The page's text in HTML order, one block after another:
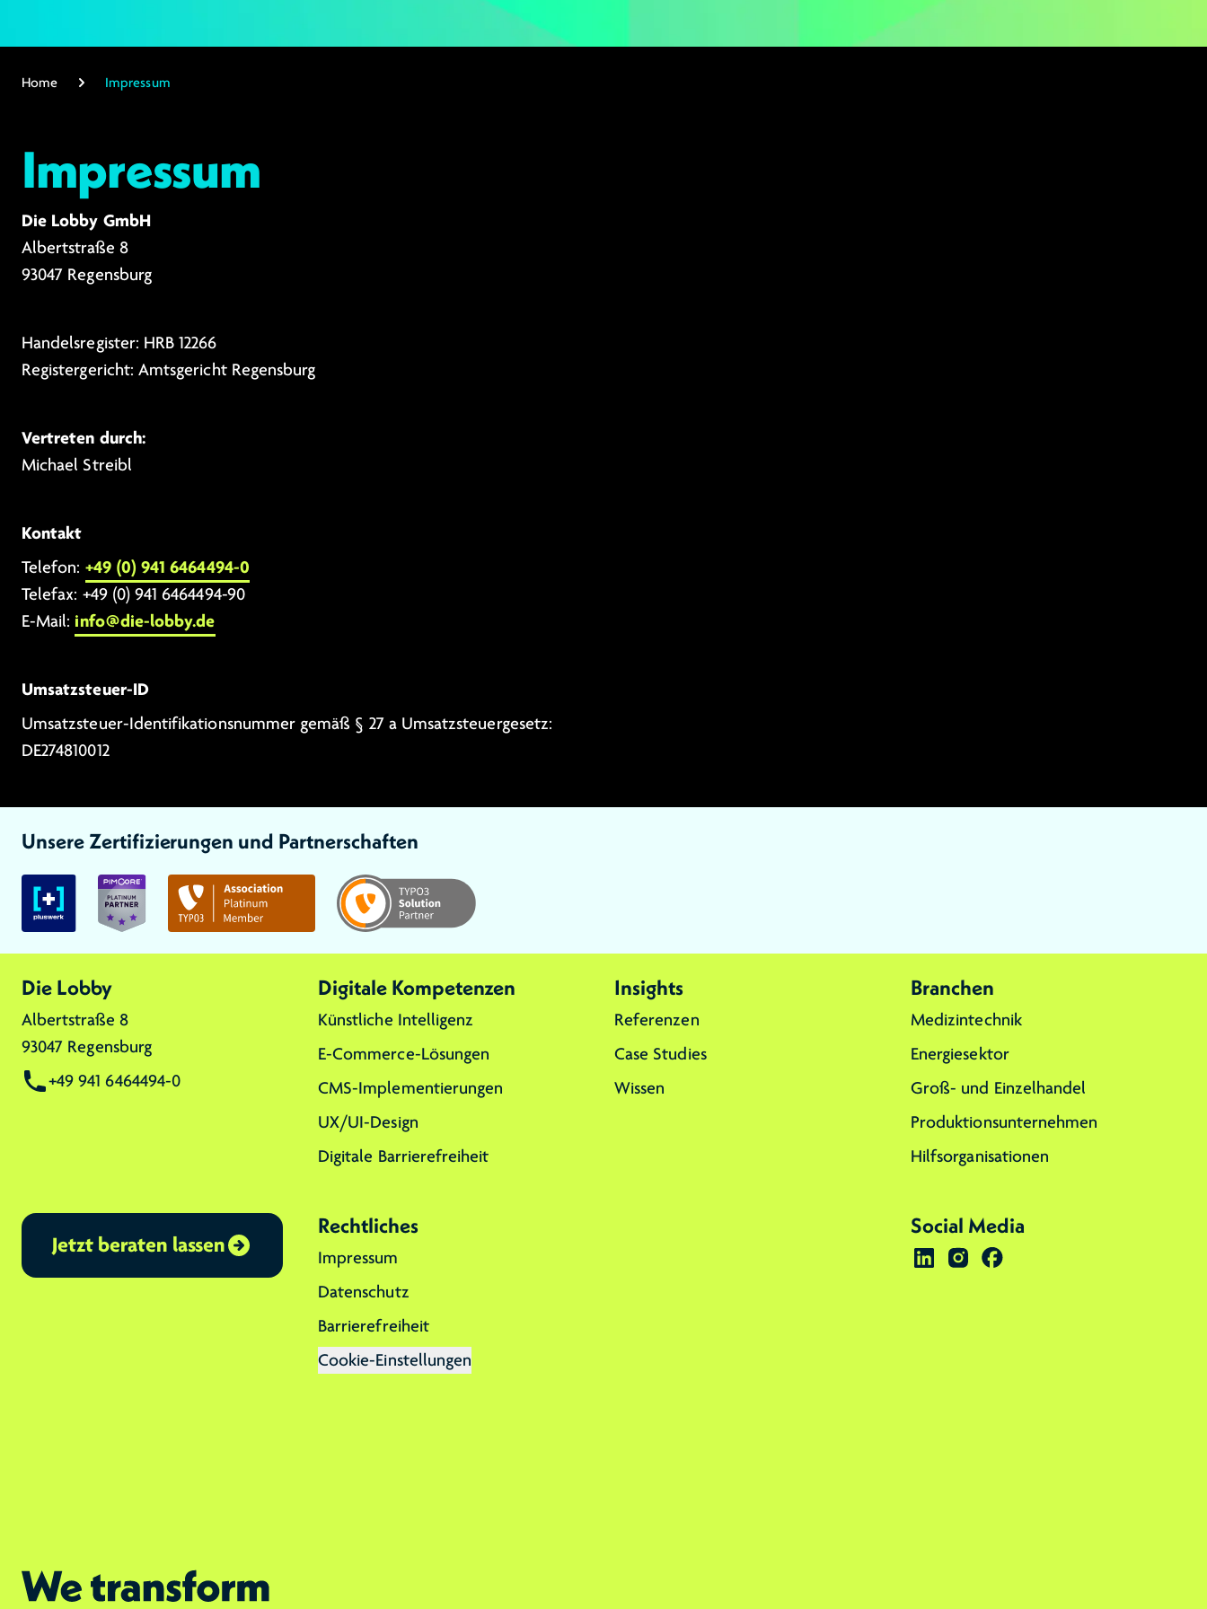
Home Impressum
Impressum
Die Lobby GmbH
Albertstraße 8
93047 Regensburg
Handelsregister: HRB 12266
Registergericht: Amtsgericht Regensburg
Vertreten durch:
Michael Streibl
Kontakt
Telefon: +49 (0) 941 6464494-0
Telefax: +49 (0) 941 6464494-90
E-Mail: info@die-lobby.de
Umsatzsteuer-ID
Umsatzsteuer-Identifikationsnummer gemäß § 27 a Umsatzsteuergesetz:
DE274810012
Unsere Zertifizierungen und Partnerschaften
Link zu: Link zu: Link zu:
Die Lobby
Albertstraße 8
93047 Regensburg
+49 941 6464494-0
Digitale Kompetenzen
Künstliche Intelligenz
E-Commerce-Lösungen
CMS-Implementierungen
UX/UI-Design
Digitale Barrierefreiheit
Insights
Referenzen
Case Studies
Wissen
Branchen
Medizintechnik
Energiesektor
Groß- und Einzelhandel
Produktionsunternehmen
Hilfsorganisationen
Jetzt beraten lassen
Rechtliches
Impressum
Datenschutz
Barrierefreiheit
Cookie-Einstellungen
Social Media
Link zu LinkedIn
Link zu Instagram
Link zu Facebook